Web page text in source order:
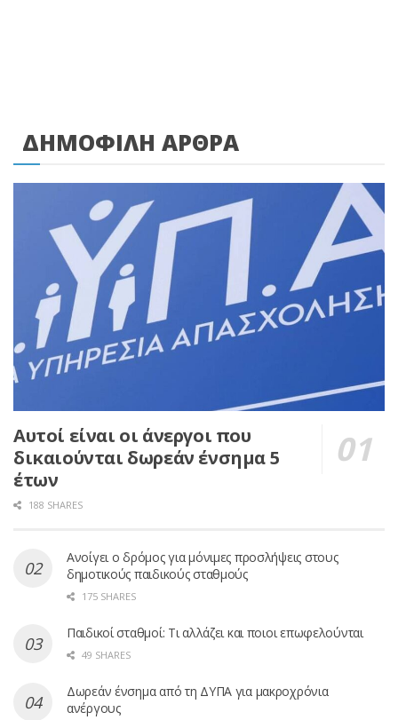
ΔΗΜΟΦΙΛΗ ΑΡΘΡΑ
Αυτοί είναι οι άνεργοι που
δικαιούνται δωρεάν ένσημα 5
έτων
188 SHARES
Ανοίγει ο δρόμος για μόνιμες προσλήψεις στους
δημοτικούς παιδικούς σταθμούς
175 SHARES
Παιδικοί σταθμοί: Τι αλλάζει και ποιοι επωφελούνται
49 SHARES
Δωρεάν ένσημα από τη ΔΥΠΑ για μακροχρόνια
ανέργους